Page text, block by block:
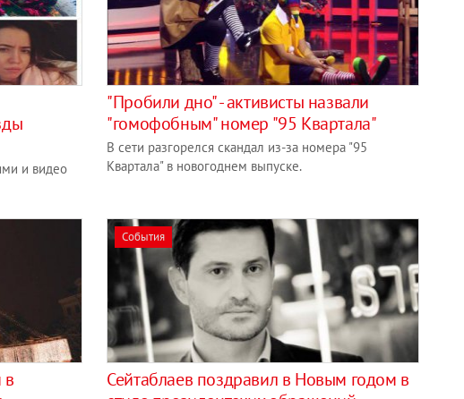
и видео
"Пробили дно" - активисты назвали
"гомофобным" номер "95 Квартала"
В сети разгорелся скандал из-за номера "95
Квартала" в новогоднем выпуске.
в
События
Сейтаблаев поздравил в Новым годом в